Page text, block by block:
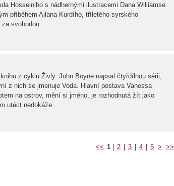
Hosseiniho s nádhernými ilustracemi Dana Williamse.
příběhem Ajlana Kurdího, tříletého syrského
svobodou....
z cyklu Živly. John Boyne napsal čtyřdílnou sérii,
z nich se jmenuje Voda. Hlavní postava Vanessa
na ostrov, mění si jméno, je rozhodnutá žít jako
utéct nedokáže...
<< 1 2 3 4 5 > >>